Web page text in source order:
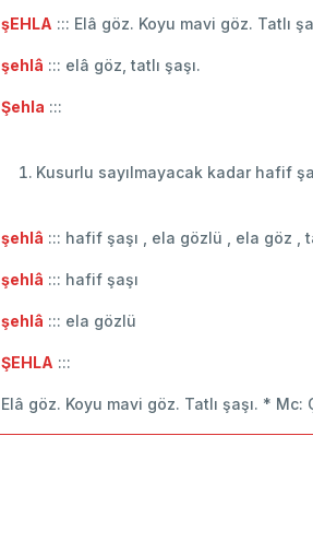
şEHLA ::: Elâ göz. Koyu mavi göz. Tatlı
şehlâ ::: elâ göz, tatlı şaşı.
Şehla :::
Kusurlu sayılmayacak kadar hafif
şehlâ ::: hafif şaşı , ela gözlü , ela göz ,
şehlâ ::: ‬hafif şaşı
şehlâ ::: ela gözlü
ŞEHLA :::
Elâ göz. Koyu mavi göz. Tatlı şaşı. * Mc: